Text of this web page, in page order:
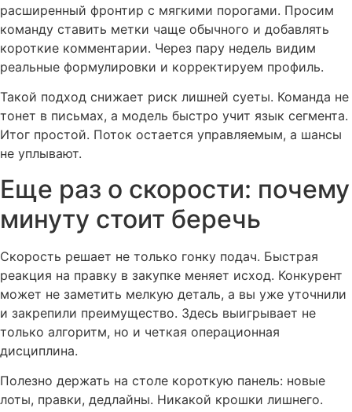
расширенный фронтир с мягкими порогами. Просим
команду ставить метки чаще обычного и добавлять
короткие комментарии. Через пару недель видим
реальные формулировки и корректируем профиль.
Такой подход снижает риск лишней суеты. Команда не
тонет в письмах, а модель быстро учит язык сегмента.
Итог простой. Поток остается управляемым, а шансы
не уплывают.
Еще раз о скорости: почему
минуту стоит беречь
Скорость решает не только гонку подач. Быстрая
реакция на правку в закупке меняет исход. Конкурент
может не заметить мелкую деталь, а вы уже уточнили
и закрепили преимущество. Здесь выигрывает не
только алгоритм, но и четкая операционная
дисциплина.
Полезно держать на столе короткую панель: новые
лоты, правки, дедлайны. Никакой крошки лишнего.